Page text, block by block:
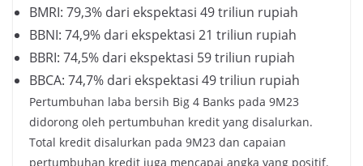
BMRI: 79,3% dari ekspektasi 49 triliun rupiah
BBNI: 74,9% dari ekspektasi 21 triliun rupiah
BBRI: 74,5% dari ekspektasi 59 triliun rupiah
BBCA: 74,7% dari ekspektasi 49 triliun rupiah
Pertumbuhan laba bersih Big 4 Banks pada 9M23
didorong oleh pertumbuhan kredit yang disalurkan.
Total kredit disalurkan pada 9M23 dan capaian
pertumbuhan kredit juga mencapai angka yang positif.